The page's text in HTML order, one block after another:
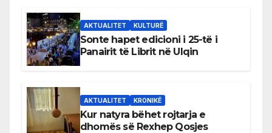
AKTUALITET KULTURË
Sonte hapet edicioni i 25-të i
Panairit të Librit në Ulqin
AKTUALITET KRONIKË
Kur natyra bëhet rojtarja e
dhomës së Rexhep Qosjes